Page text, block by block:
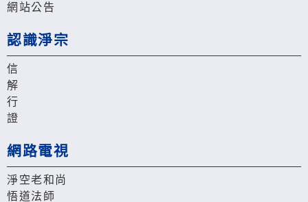
網站公告
認識淨宗
信
解
行
證
網路電視
淨空老和尚
悟道法師